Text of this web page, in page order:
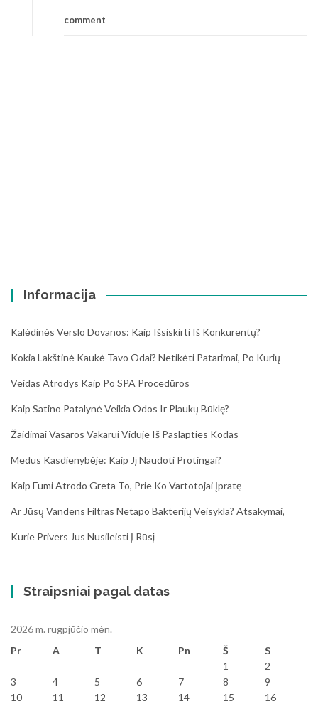
comment
Informacija
Kalėdinės Verslo Dovanos: Kaip Išsiskirti Iš Konkurentų?
Kokia Lakštinė Kaukė Tavo Odai? Netikėti Patarimai, Po Kurių
Veidas Atrodys Kaip Po SPA Procedūros
Kaip Satino Patalynė Veikia Odos Ir Plaukų Būklę?
Žaidimai Vasaros Vakarui Viduje Iš Paslapties Kodas
Medus Kasdienybėje: Kaip Jį Naudoti Protingai?
Kaip Fumi Atrodo Greta To, Prie Ko Vartotojai Įpratę
Ar Jūsų Vandens Filtras Netapo Bakterijų Veisykla? Atsakymai,
Kurie Privers Jus Nusileisti Į Rūsį
Straipsniai pagal datas
2026 m. rugpjūčio mėn.
Pr
A T K Pn Š
S
1
2
3
4 5 6 7 8
9
10
11 12 13 14 15 16